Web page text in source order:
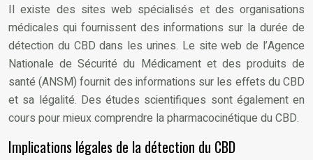
Il existe des sites web spécialisés et des organisations
médicales qui fournissent des informations sur la durée de
détection du CBD dans les urines. Le site web de l’Agence
Nationale de Sécurité du Médicament et des produits de
santé (ANSM) fournit des informations sur les effets du CBD
et sa légalité. Des études scientifiques sont également en
cours pour mieux comprendre la pharmacocinétique du CBD.
Implications légales de la détection du CBD